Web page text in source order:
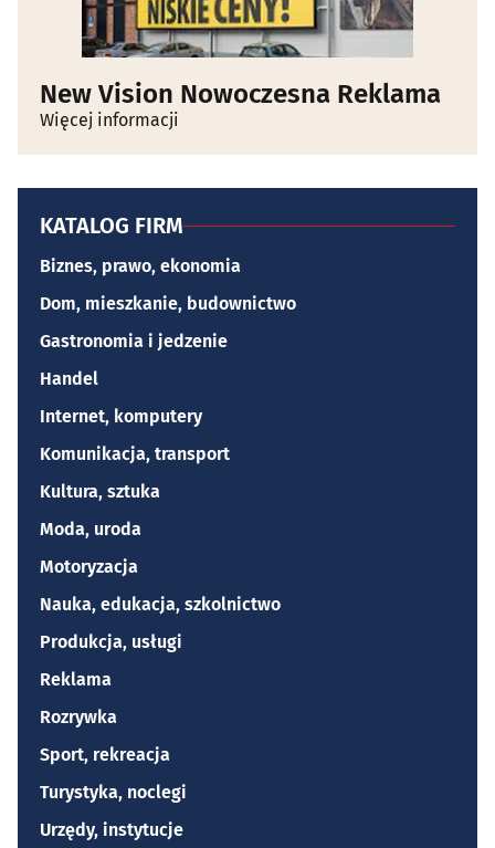
New Vision Nowoczesna Reklama
Więcej informacji
KATALOG FIRM
Biznes, prawo, ekonomia
Dom, mieszkanie, budownictwo
Gastronomia i jedzenie
Handel
Internet, komputery
Komunikacja, transport
Kultura, sztuka
Moda, uroda
Motoryzacja
Nauka, edukacja, szkolnictwo
Produkcja, usługi
Reklama
Rozrywka
Sport, rekreacja
Turystyka, noclegi
Urzędy, instytucje